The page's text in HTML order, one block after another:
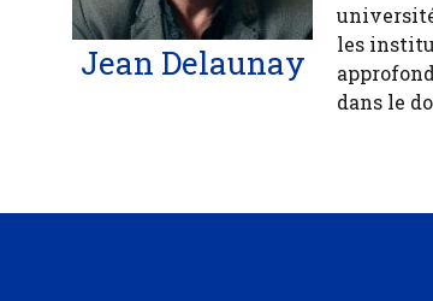
Jean Delaunay
les
dans le